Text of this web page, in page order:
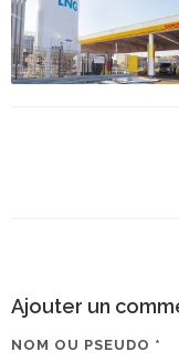
Ajouter un
NOM OU PSEUDO *